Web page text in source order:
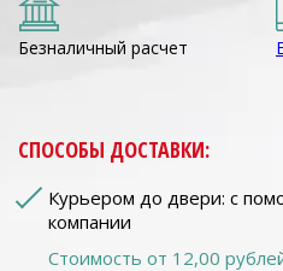
Безналичный расчет
СПОСОБЫ ДОСТАВКИ:
Курьером до двери: с
компании
Стоимость от 12,00